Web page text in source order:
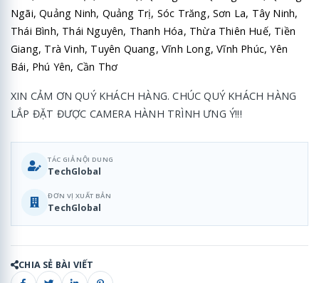
Ngãi, Quảng Ninh, Quảng Trị, Sóc Trăng, Sơn La, Tây Ninh,
Thái Bình, Thái Nguyên, Thanh Hóa, Thừa Thiên Huế, Tiền
Giang, Trà Vinh, Tuyên Quang, Vĩnh Long, Vĩnh Phúc, Yên
Bái, Phú Yên, Cần Thơ
XIN CẢM ƠN QUÝ KHÁCH HÀNG. CHÚC QUÝ KHÁCH HÀNG
LẮP ĐẶT ĐƯỢC CAMERA HÀNH TRÌNH ƯNG Ý!!!
TÁC GIẢ NỘI DUNG
TechGlobal
ĐƠN VỊ XUẤT BẢN
TechGlobal
CHIA SẺ BÀI VIẾT